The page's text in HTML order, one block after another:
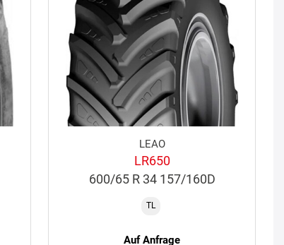
LEAO
LR650
600/65 R 34 157/160D
TL
Auf Anfrage